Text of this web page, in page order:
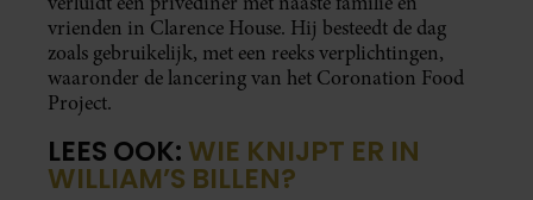
vrienden in Clarence House. Hij besteedt de dag
zoals gebruikelijk, met een reeks verplichtingen,
waaronder de lancering van het Coronation Food
Project.
LEES OOK: WIE KNIJPT ER IN
WILLIAM’S BILLEN?